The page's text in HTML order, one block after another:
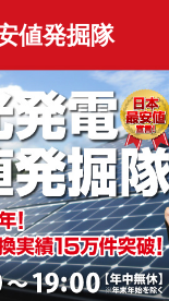
値発掘隊